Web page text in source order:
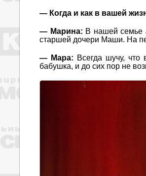
— Когда и как в вашей
— Марина: В нашей семье
старшей дочери Маши. На
— Мара: Всегда шучу,
бабушка, и до сих пор не